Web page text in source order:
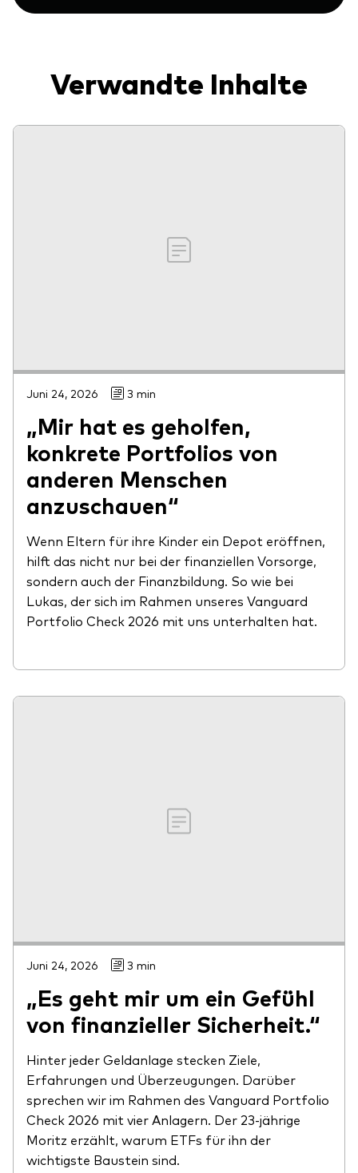
Verwandte Inhalte
Juni 24, 2026 3 min
„Mir hat es geholfen,
konkrete Portfolios von
anderen Menschen
anzuschauen“
Wenn Eltern für ihre Kinder ein Depot eröffnen,
hilft das nicht nur bei der finanziellen Vorsorge,
sondern auch der Finanzbildung. So wie bei
Lukas, der sich im Rahmen unseres Vanguard
Portfolio Check 2026 mit uns unterhalten hat.
Juni 24, 2026 3 min
„Es geht mir um ein Gefühl
von finanzieller Sicherheit.“
Hinter jeder Geldanlage stecken Ziele,
Erfahrungen und Überzeugungen. Darüber
sprechen wir im Rahmen des Vanguard Portfolio
Check 2026 mit vier Anlagern. Der 23-jährige
Moritz erzählt, warum ETFs für ihn der
wichtigste Baustein sind.